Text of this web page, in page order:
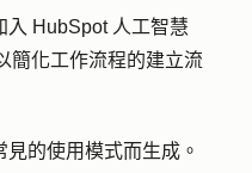
入 HubSpot 人工智慧
簡化工作流程的建立流
的使用模式而生成。